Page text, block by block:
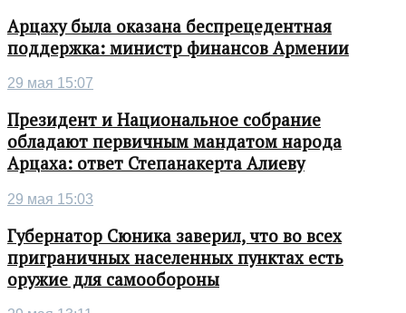
Арцаху была оказана беспрецедентная
поддержка: министр финансов Армении
29 мая 15:07
Президент и Национальное собрание
обладают первичным мандатом народа
Арцаха: ответ Степанакерта Алиеву
29 мая 15:03
Губернатор Сюника заверил, что во всех
приграничных населенных пунктах есть
оружие для самообороны